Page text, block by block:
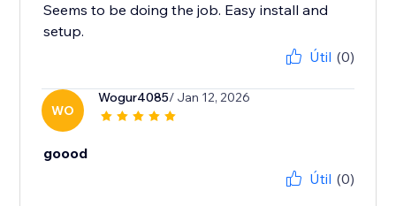
Seems to be doing the job. Easy install and
setup.
Útil (0)
WO
Wogur4085/ Jan 12, 2026
goood
Útil (0)